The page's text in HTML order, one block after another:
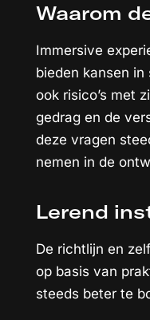
Waarom
Immersive
bieden kansen
ook risico’s met
gedrag en de
deze vragen
nemen in de
Lerend
De richtlijn en
op basis van
steeds beter te